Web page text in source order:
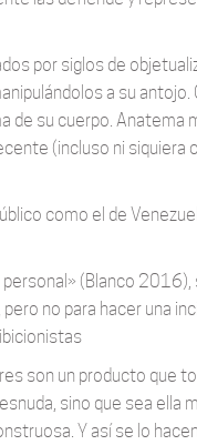
por siglos de
a su antojo.
su cuerpo. Anatema
(incluso ni
como el de
(Blanco
no para hacer una
son un producto que
sino que sea ella
Y así se lo